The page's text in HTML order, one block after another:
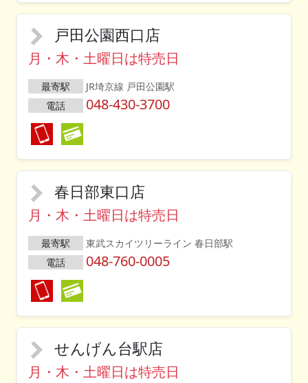
戸田公園西口店
月・木・土曜日は特売日
最寄駅
JR埼京線 戸田公園駅
電話
048-430-3700
春日部東口店
月・木・土曜日は特売日
最寄駅
東武スカイツリーライン 春日部駅
電話
048-760-0005
せんげん台駅店
月・木・土曜日は特売日